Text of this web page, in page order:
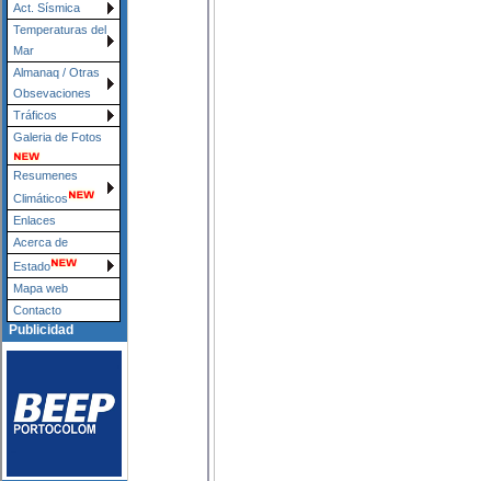
Act. Sísmica
Temperaturas del
Mar
Almanaq / Otras
Obsevaciones
Tráficos
Galeria de Fotos
Resumenes
Climáticos
Enlaces
Acerca de
Estado
Mapa web
Contacto
Publicidad